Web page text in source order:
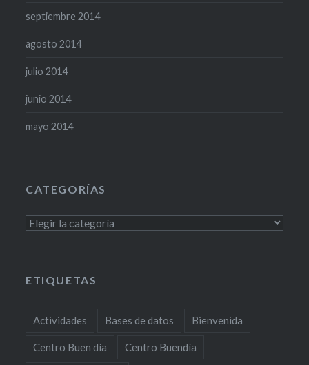
septiembre 2014
agosto 2014
julio 2014
junio 2014
mayo 2014
CATEGORÍAS
Categorías
ETIQUETAS
Actividades Bases de datos Bienvenida
Centro Buen día Centro Buendía